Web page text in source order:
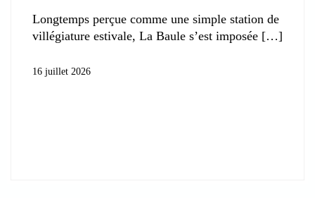
Longtemps perçue comme une simple station de
villégiature estivale, La Baule s’est imposée
16 juillet 2026